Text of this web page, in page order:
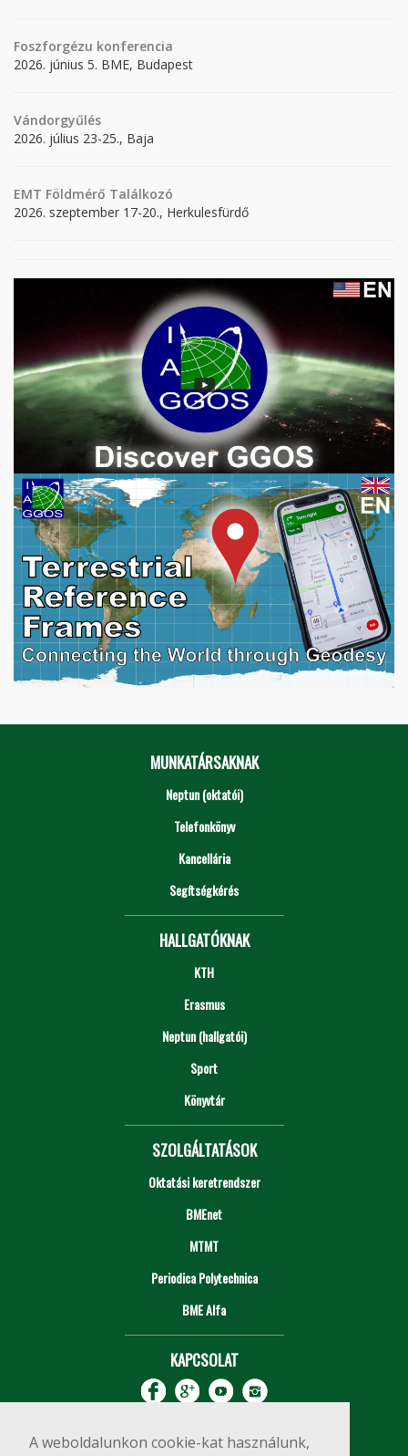
A weboldalunkon cookie-kat használunk,
Foszforgézu konferencia
2026. június 5. BME, Budapest
Vándorgyűlés
2026. július 23-25., Baja
EMT Földmérő Találkozó
2026. szeptember 17-20., Herkulesfürdő
MUNKATÁRSAKNAK
Neptun (oktatói)
Telefonkönyv
Kancellária
Segítségkérés
HALLGATÓKNAK
KTH
Erasmus
Neptun (hallgatói)
Sport
Könyvtár
SZOLGÁLTATÁSOK
Oktatási keretrendszer
BMEnet
MTMT
Periodica Polytechnica
BME Alfa
KAPCSOLAT